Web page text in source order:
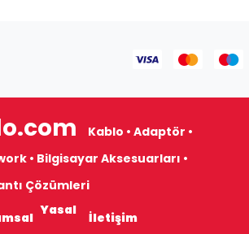
Kablo • Adaptör •
• Bilgisayar Aksesuarları •
Çözümleri
Yasal İletişim